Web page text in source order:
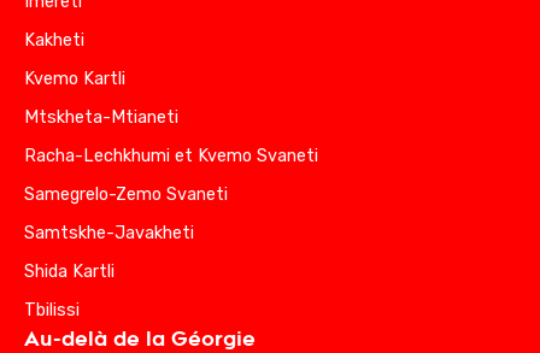
Kakheti
Kvemo Kartli
Mtskheta-Mtianeti
Racha-Lechkhumi et Kvemo Svaneti
Samegrelo-Zemo Svaneti
Samtskhe-Javakheti
Shida Kartli
Tbilissi
Au-delà de la Géorgie